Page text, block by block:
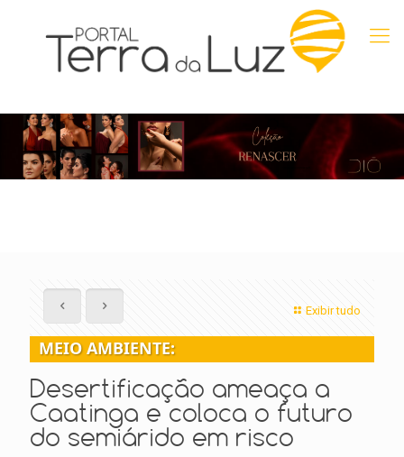
Exibir tudo
MEIO AMBIENTE:
Desertificação ameaça a
Caatinga e coloca o futuro
do semiárido em risco